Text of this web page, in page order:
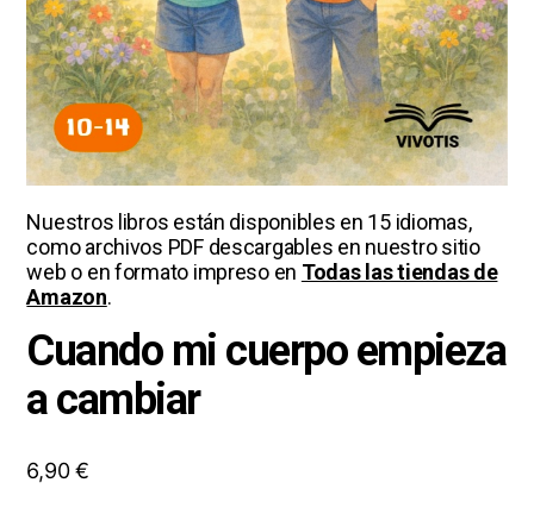
Nuestros libros están disponibles en 15 idiomas,
como archivos PDF descargables en nuestro sitio
web o en formato impreso en Todas las tiendas de
Amazon.
Cuando mi cuerpo empieza
a cambiar
6,90€